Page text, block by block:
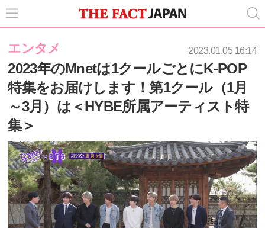
エンタメ 2023.01.05 16:14
2023年のMnetは1クールごとにK-POP
特集をお届けします！第1クール（1月
～3月）は＜HYBE所属アーティスト特
集＞